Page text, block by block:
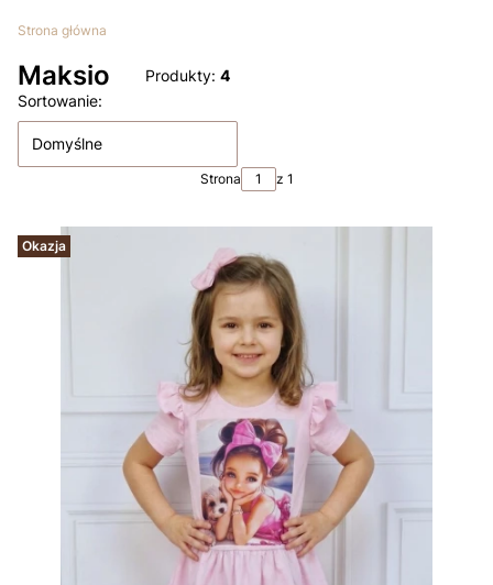
Strona główna
Maksio Produkty: 4
Lista produktów
Sortowanie:
Domyślne
Strona z 1
Okazja